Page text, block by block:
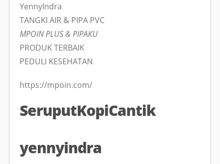
YennyIndra
TANGKI AIR & PIPA PVC
MPOIN PLUS & PIPAKU
PRODUK TERBAIK
PEDULI KESEHATAN
https://mpoin.com/
SeruputKopiCantik
yennyindra